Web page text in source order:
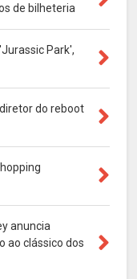
de bilheteria
Park',
do reboot
anuncia
ao clássico dos